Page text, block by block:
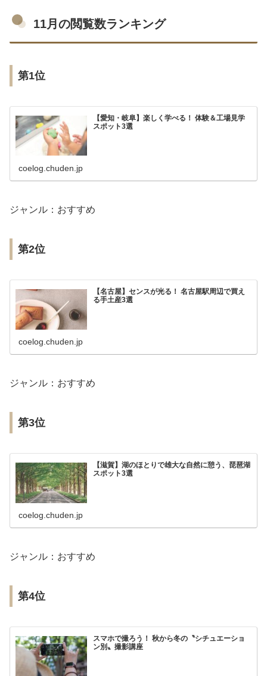
11月の閲覧数ランキング
第1位
【愛知・岐阜】楽しく学べる！ 体験＆工場見学
スポット3選
coelog.chuden.jp
ジャンル：おすすめ
第2位
【名古屋】センスが光る！ 名古屋駅周辺で買え
る手土産3選
coelog.chuden.jp
ジャンル：おすすめ
第3位
【滋賀】湖のほとりで雄大な自然に憩う、琵琶湖
スポット3選
coelog.chuden.jp
ジャンル：おすすめ
第4位
スマホで撮ろう！ 秋から冬の〝シチュエーショ
ン別〟撮影講座